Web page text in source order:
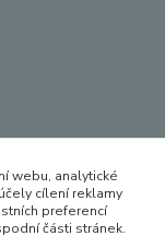
webu, analytické
cílení reklamy
preferencí
části stránek.